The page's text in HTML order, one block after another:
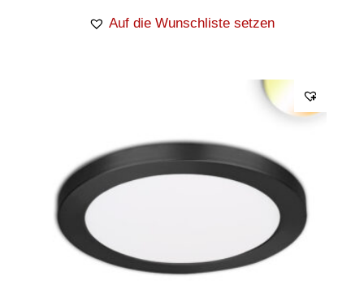
Auf die Wunschliste setzen